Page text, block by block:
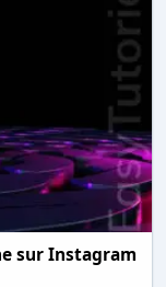
sur Instagram